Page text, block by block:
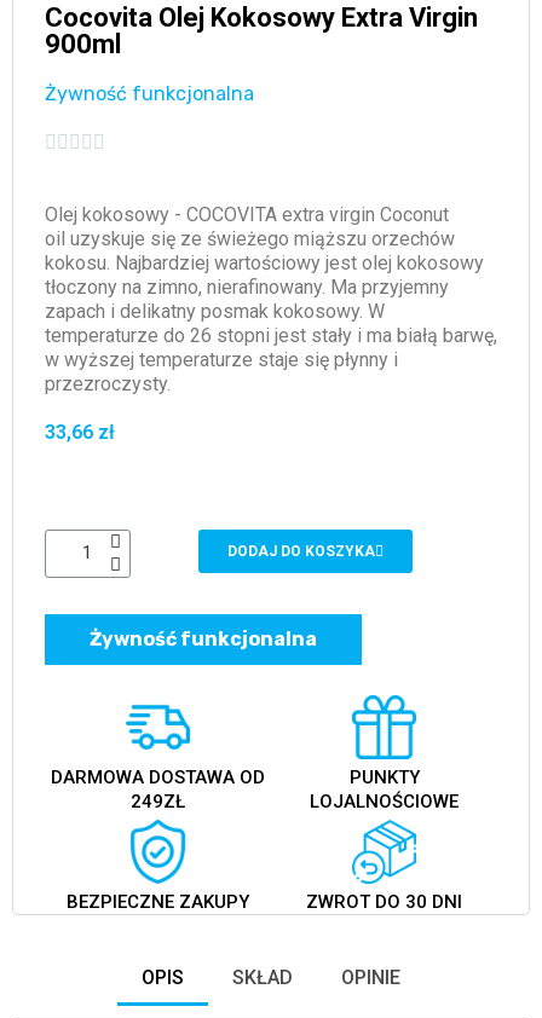
Cocovita Olej Kokosowy Extra Virgin
900ml
Żywność funkcjonalna
    
Olej kokosowy - COCOVITA extra virgin Coconut
oil uzyskuje się ze świeżego miąższu orzechów
kokosu. Najbardziej wartościowy jest olej kokosowy
tłoczony na zimno, nierafinowany. Ma przyjemny
zapach i delikatny posmak kokosowy. W
temperaturze do 26 stopni jest stały i ma białą barwę,
w wyższej temperaturze staje się płynny i
przezroczysty.
33,66 zł
DODAJ DO KOSZYKA
Żywność funkcjonalna
DARMOWA DOSTAWA OD
249ZŁ
PUNKTY
LOJALNOŚCIOWE
BEZPIECZNE ZAKUPY ZWROT DO 30 DNI
OPIS SKŁAD OPINIE